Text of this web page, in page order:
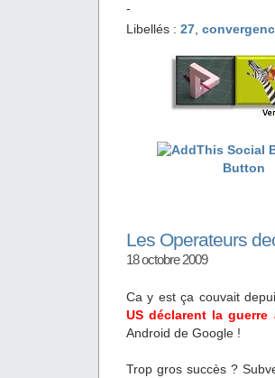
-
Libellés : 27
Les Operateurs
18 octobre 2009
Ca y est ça couvait
US déclarent la guerre
Android de Google !
Trop gros succès ?